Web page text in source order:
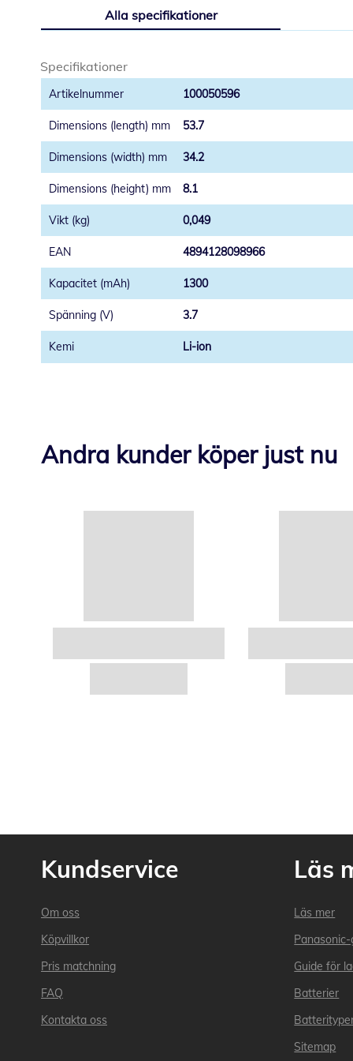
av
Alla specifikationer
Specifikationer
100050596
53.7
34.2
8.1
0,049
4894128098966
1300
3.7
Li-ion
Andra kunder köper just nu
Kundservice
Om oss
Köpvillkor
Pris matchning
FAQ
Kontakta oss
Läs
Läs mer
Guide för
Batterier
Sitemap